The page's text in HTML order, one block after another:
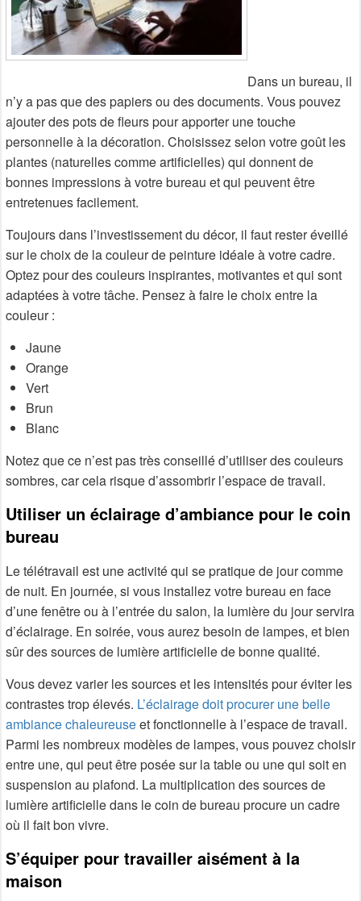
Dans un bureau, il
n’y a pas que des papiers ou des documents. Vous pouvez
ajouter des pots de fleurs pour apporter une touche
personnelle à la décoration. Choisissez selon votre goût les
plantes (naturelles comme artificielles) qui donnent de
bonnes impressions à votre bureau et qui peuvent être
entretenues facilement.
Toujours dans l’investissement du décor, il faut rester éveillé
sur le choix de la couleur de peinture idéale à votre cadre.
Optez pour des couleurs inspirantes, motivantes et qui sont
adaptées à votre tâche. Pensez à faire le choix entre la
couleur :
Jaune
Orange
Vert
Brun
Blanc
Notez que ce n’est pas très conseillé d’utiliser des couleurs
sombres, car cela risque d’assombrir l’espace de travail.
Utiliser un éclairage d’ambiance pour le coin
bureau
Le télétravail est une activité qui se pratique de jour comme
de nuit. En journée, si vous installez votre bureau en face
d’une fenêtre ou à l’entrée du salon, la lumière du jour servira
d’éclairage. En soirée, vous aurez besoin de lampes, et bien
sûr des sources de lumière artificielle de bonne qualité.
Vous devez varier les sources et les intensités pour éviter les
contrastes trop élevés. L’éclairage doit procurer une belle
ambiance chaleureuseet fonctionnelle à l’espace de travail.
Parmi les nombreux modèles de lampes, vous pouvez choisir
entre une, qui peut être posée sur la table ou une qui soit en
suspension au plafond. La multiplication des sources de
lumière artificielle dans le coin de bureau procure un cadre
où il fait bon vivre.
S’équiper pour travailler aisément à la
maison